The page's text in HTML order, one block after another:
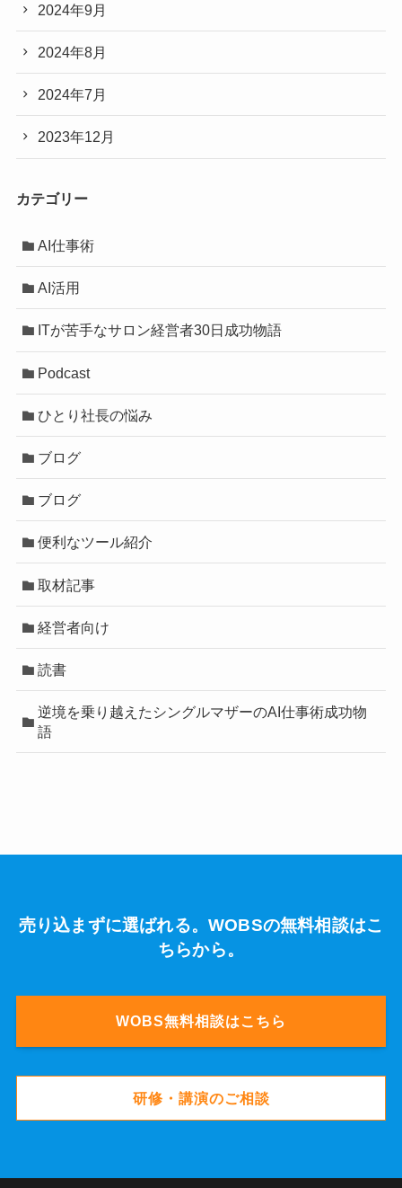
2024年9月
2024年8月
2024年7月
2023年12月
カテゴリー
AI仕事術
AI活用
ITが苦手なサロン経営者30日成功物語
Podcast
ひとり社長の悩み
ブログ
ブログ
便利なツール紹介
取材記事
経営者向け
読書
逆境を乗り越えたシングルマザーのAI仕事術成功物
語
売り込まずに選ばれる。WOBSの無料相談はこ
ちらから。
WOBS無料相談はこちら
研修・講演のご相談